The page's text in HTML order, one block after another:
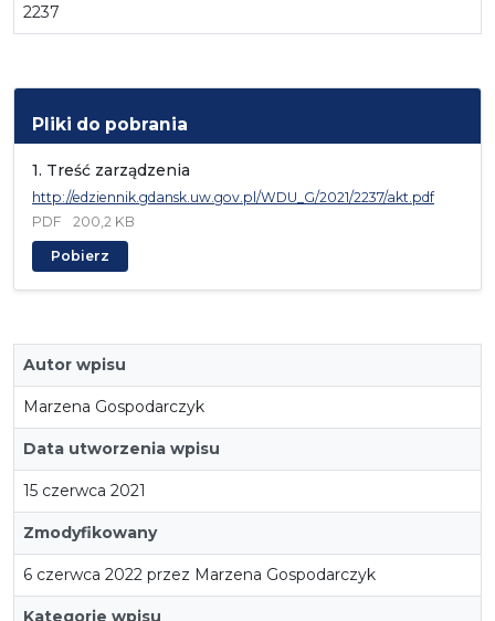
2237
Pliki do pobrania
1. Treść zarządzenia
http://edziennik.gdansk.uw.gov.pl/WDU_G/2021/2237/akt.pdf
PDF
200,2 KB
Pobierz
Autor wpisu
Marzena Gospodarczyk
Data utworzenia wpisu
15 czerwca 2021
Zmodyfikowany
6 czerwca 2022 przez Marzena Gospodarczyk
Kategorie wpisu